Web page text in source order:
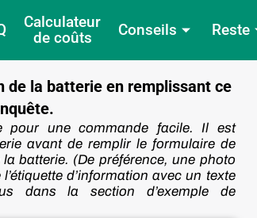
Calculateur
de coûts
Conseils Reste
de la batterie en remplissant ce
pour une commande facile. Il est
avant de remplir le formulaire de
batterie. (De préférence, une photo
d’information avec un texte
dans la section d’exemple de